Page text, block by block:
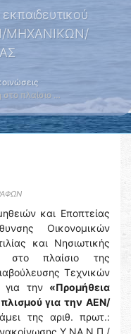
ΜΗΧΑΝΙΚΩΝ/
πλαίσιο …
και Εποπτείας
Οικονομικών
και Νησιωτικής
στο πλαίσιο της
Τεχνικών
για την «Προμήθεια
για την ΑΕΝ/
της αριθ. πρωτ.:
Υ.ΝΑ.Ν.Π./